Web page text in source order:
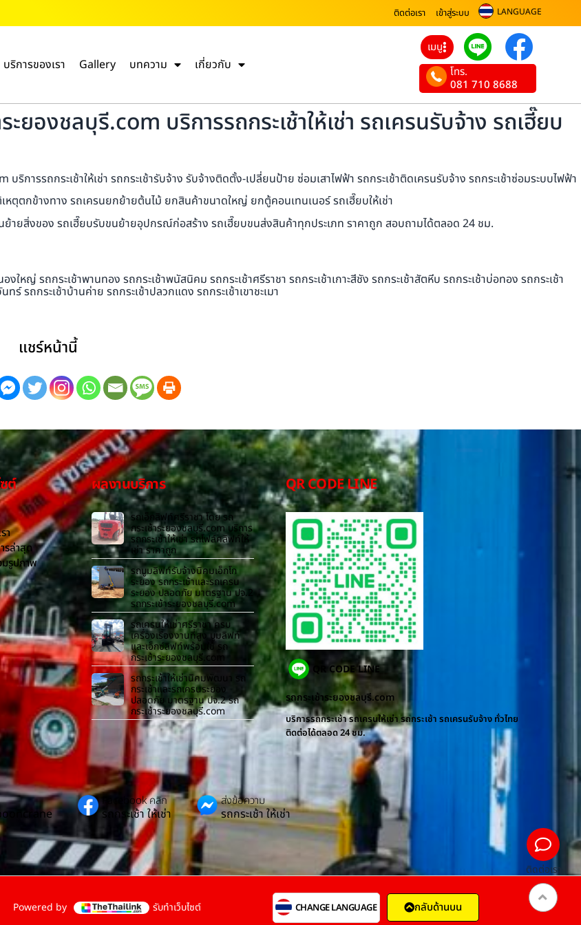
ติดต่อเรา เข้าสู่ระบบ LANGUAGE
บริการของเรา Gallery บทความ เกี่ยวกับ
เมนู
โทร.
081 710 8688
ะยองชลบุรี.com บริการรถกระเช้าให้เช่า รถเครนรับจ้าง รถเฮี๊ยบ
ริการรถกระเช้าให้เช่า รถกระเช้ารับจ้าง รับจ้างติดตั้ง-เปลี่ยนป้าย ซ่อมเสาไฟฟ้า รถกระเช้าติดเครนรับจ้าง รถกระเช้าซ่อมระบบไฟฟ้า
หตุตกข้างทาง รถเครนยกย้ายต้นไม้ ยกสินค้าขนาดใหญ่ ยกตู้คอนเทนเนอร์ รถเฮี๊ยบให้เช่า
ย้ายสิ่งของ รถเฮี๊ยบรับขนย้ายอุปกรณ์ก่อสร้าง รถเฮี๊ยบขนส่งสินค้าทุกประเภท ราคาถูก สอบถามได้ตลอด 24 ชม.
งใหญ่ รถกระเช้าพานทอง รถกระเช้าพนัสนิคม รถกระเช้าศรีราชา รถกระเช้าเกาะสีชัง รถกระเช้าสัตหีบ รถกระเช้าบ่อทอง รถกระเช้า
ร์ รถกระเช้าบ้านค่าย รถกระเช้าปลวกแดง รถกระเช้าเขาชะเมา
แชร์หน้านี้
ต์
า
รล่าสุด
รูปภาพ
ผลงานบริการ
รถเอ็กลิฟท์ศรีราชา โดย รถ
กระเช้าระยองชลบุรี.com บริการ
รถกระเช้าให้เช่า รถโฟล์คลิฟท์ให้
เช่า ราคาถูก
รถบูมลิฟท์รับจ้างนิคมเอ็กโก
ระยอง รถกระเช้าและรถเครน
ระยอง ปลอดภัย มาตรฐาน ปจ.2
รถกระเช้าระยองชลบุรี.com
รถเครนให้เช่าศรีราชา ครบ
เครื่องเรื่องงานที่สูง บูมลิฟท์
และเอ็กซ์ลิฟท์พร้อมใช้ รถ
กระเช้าระยองชลบุรี.com
รถกระเช้าให้เช่านิคมพัฒนา รถ
กระเช้าและรถเครนระยอง
ปลอดภัย มาตรฐาน ปจ.2 รถ
กระเช้าระยองชลบุรี.com
QR CODE LINE
QR CODE LINE
รถกระเช้าระยองชลบุรี.com
บริการรถกระเช้า รถเครนให้เช่า รถกระเช้า รถเครนรับจ้าง ทั่วไทย
ติดต่อได้ตลอด 24 ชม.
Facebook คลิก
รถกระเช้า ให้เช่า
ส่งข้อความ
รถกระเช้า ให้เช่า
Powered by รับทำเว็บไซต์ CHANGE LANGUAGE กลับด้านบน
ติดต่อเรา